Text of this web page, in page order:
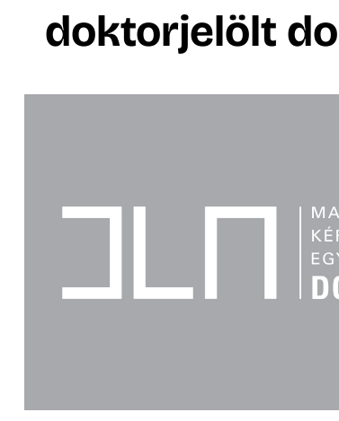
doktorjelölt